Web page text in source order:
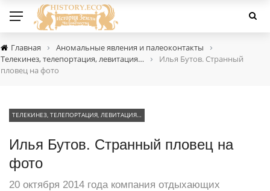
Главная › Аномальные явления и палеоконтакты ›
Телекинез, телепортация, левитация… ›
Илья Бутов. Странный
пловец на фото
ТЕЛЕКИНЕЗ, ТЕЛЕПОРТАЦИЯ, ЛЕВИТАЦИЯ…
Илья Бутов. Странный пловец на
фото
20 октября 2014 года компания отдыхающих